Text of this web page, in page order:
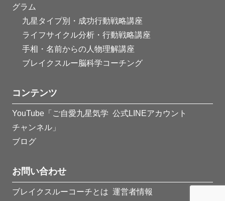
グラム
九星タイプ別・成功行動戦略講座
ライフサイクル分析・行動戦略講座
手相・名前からの人物理解講座
ブレイクスルー脳科学コーチング
コンテンツ
YouTube「ご自愛九星気学
チャンネル」
公式LINEアカウント
ブログ
お問い合わせ
ブレイクスルーコーチとは 運営者情報